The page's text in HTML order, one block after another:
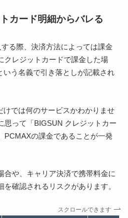
カード明細からバレる
る際、決済方法によっては課金
クレジットカードで課金した場
う名義で引き落としが記載され
けでは何のサービスかわかりませ
思って「BIGSUN クレジットカー
PCMAXの課金であることが一発
合や、キャリア決済で携帯料金に
を確認されるリスクがあります。
スクロールできます